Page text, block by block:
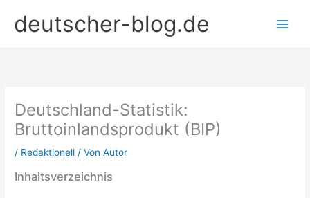
Inhaltdeutscher-blog.de
Deutschland-Statistik:
Bruttoinlandsprodukt (BIP)
/ Redaktionell / VonAutor
Inhaltsverzeichnis